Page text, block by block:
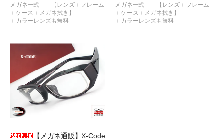
メガネ一式 【レンズ＋フレーム
＋ケース＋メガネ拭き】
＋カラーレンズも無料
メガネ一式 【レンズ＋フレーム
＋ケース＋メガネ拭き】
＋カラーレンズも無料
【メガネ通販】X-Code